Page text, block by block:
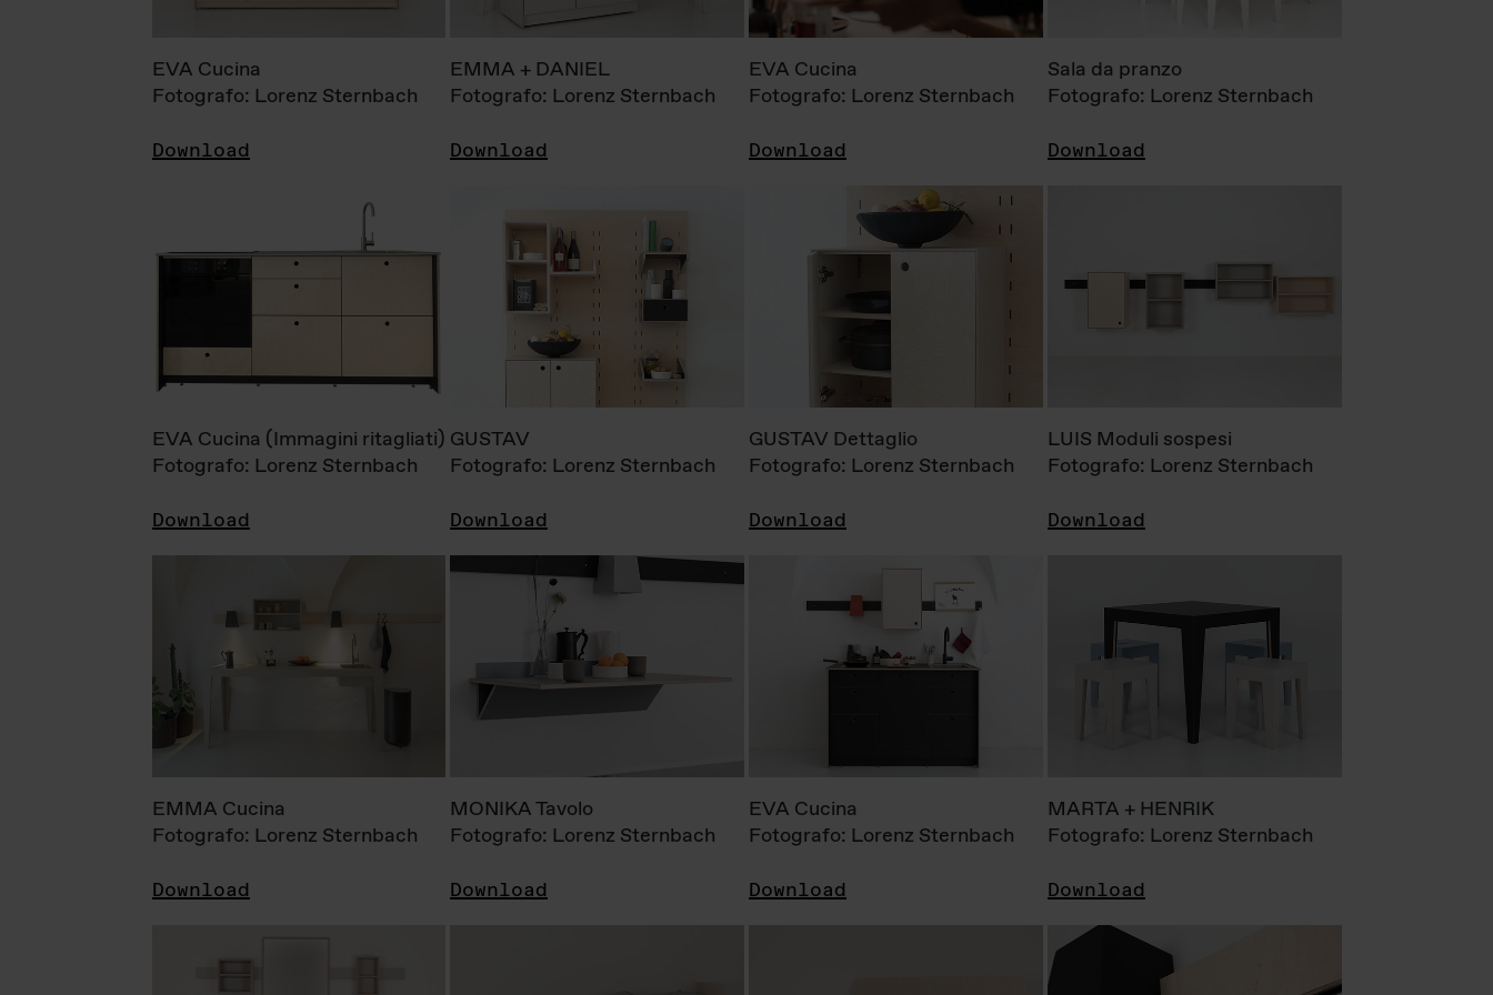
EVA Cucina
Fotografo: Lorenz Sternbach
Download
EMMA + DANIEL
Fotografo: Lorenz Sternbach
Download
EVA Cucina
Fotografo: Lorenz Sternbach
Download
Sala da pranzo
Fotografo: Lorenz Sternbach
Download
EVA Cucina (Immagini ritagliati)
Fotografo: Lorenz Sternbach
Download
GUSTAV
Fotografo: Lorenz Sternbach
Download
GUSTAV Dettaglio
Fotografo: Lorenz Sternbach
Download
LUIS Moduli sospesi
Fotografo: Lorenz Sternbach
Download
EMMA Cucina
Fotografo: Lorenz Sternbach
Download
MONIKA Tavolo
Fotografo: Lorenz Sternbach
Download
EVA Cucina
Fotografo: Lorenz Sternbach
Download
MARTA + HENRIK
Fotografo: Lorenz Sternbach
Download